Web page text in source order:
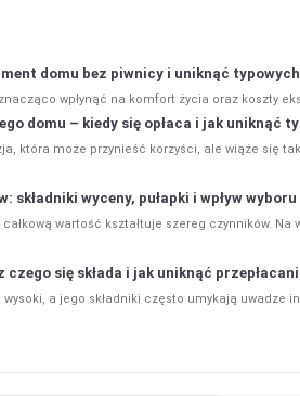
domu bez piwnicy i uniknąć
wpłynąć na komfort życia oraz koszty
domu – kiedy się opłaca i jak uniknąć
która może przynieść korzyści, ale wiąże się
składniki wyceny, pułapki i wpływ
wartość kształtuje szereg czynników. Na
się składa i jak uniknąć
a jego składniki często umykają uwadze